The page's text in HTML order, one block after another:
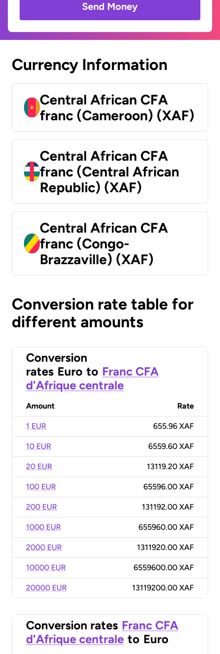
Send Money
Currency Information
Central African CFA
franc (Cameroon) (XAF)
Central African CFA
franc (Central African
Republic) (XAF)
Central African CFA
franc (Congo-
Brazzaville) (XAF)
Conversion rate table for
different amounts
Conversion
rates Euro to Franc CFA
d'Afrique centrale
Amount Rate
1 EUR 655.96 XAF
10 EUR 6559.60 XAF
20 EUR 13119.20 XAF
100 EUR 65596.00 XAF
200 EUR 131192.00 XAF
1000 EUR 655960.00 XAF
2000 EUR 1311920.00 XAF
10000 EUR 6559600.00 XAF
20000 EUR 13119200.00 XAF
Conversion rates Franc CFA
d'Afrique centrale to Euro